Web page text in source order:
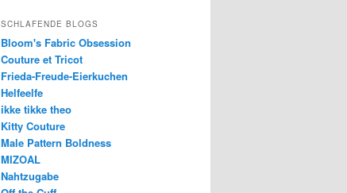
SCHLAFENDE BLOGS
Bloom's Fabric Obsession
Couture et Tricot
Frieda-Freude-Eierkuchen
Helfeelfe
ikke tikke theo
Kitty Couture
Male Pattern Boldness
MIZOAL
Nahtzugabe